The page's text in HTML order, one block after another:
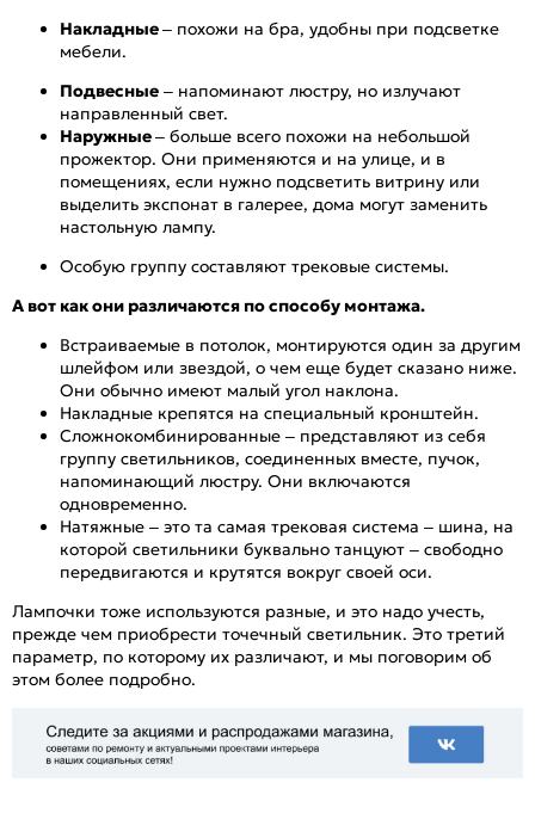
Накладные– похожи на бра, удобны при подсветке
мебели.
Подвесные – напоминают люстру, но излучают
направленный свет.
Наружные– больше всего похожи на небольшой
прожектор. Они применяются и на улице, и в
помещениях, если нужно подсветить витрину или
выделить экспонат в галерее, дома могут заменить
настольную лампу.
Особую группу составляют трековые системы.
А вот как они различаются по способу монтажа.
Встраиваемые в потолок, монтируются один за другим
шлейфом или звездой, о чем еще будет сказано ниже.
Они обычно имеют малый угол наклона.
Накладные крепятся на специальный кронштейн.
Сложнокомбинированные – представляют из себя
группу светильников, соединенных вместе, пучок,
напоминающий люстру. Они включаются
одновременно.
Натяжные – это та самая трековая система – шина, на
которой светильники буквально танцуют – свободно
передвигаются и крутятся вокруг своей оси.
Лампочки тоже используются разные, и это надо учесть,
прежде чем приобрести точечный светильник. Это третий
параметр, по которому их различают, и мы поговорим об
этом более подробно.